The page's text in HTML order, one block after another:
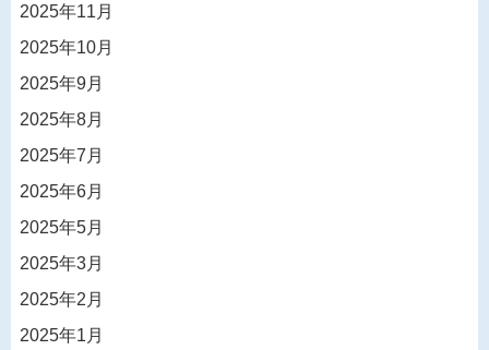
2025年11月
2025年10月
2025年9月
2025年8月
2025年7月
2025年6月
2025年5月
2025年3月
2025年2月
2025年1月